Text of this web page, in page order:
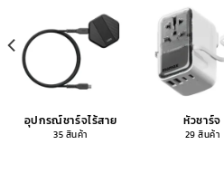
อุปกรณ์ชาร์จไร้สาย
35 สินค้า
หัวชาร์จ
29 สินค้า